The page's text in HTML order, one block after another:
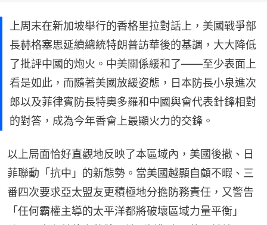
上周末在新加坡舉行的香格里拉對話上，美國戰爭部
長赫格塞思延續總統特朗普訪華後的基調，大大降低
了批評中國的炮火。中美關係緩和了——至少表面上
看是如此，而隨著美國放緩姿態，日本防長小泉進次
郎以及菲律賓防長特奧多羅和中國與會代表針鋒相對
的對答，成為今年香會上最顯火力的交鋒。
以上局面恰好直觀地反映了本區域內，美國後撤、日
菲聯動「抗中」的新態勢。當美國越顯自顧不暇、三
番四次要求亞太盟友更積極地分擔防務責任，又警告
「任何霸權主導的太平洋都將破壞區域力量平衡」